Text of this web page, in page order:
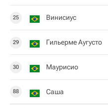
25 Винисиус
29 Гильерме Аугусто
30 Маурисио
88 Саша